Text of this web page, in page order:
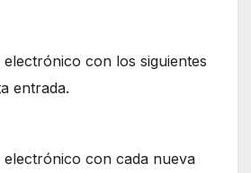
con los siguientes
entrada.
con cada nueva